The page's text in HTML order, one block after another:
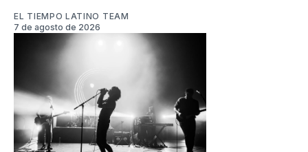
EL TIEMPO LATINO TEAM
7 de agosto de 2026